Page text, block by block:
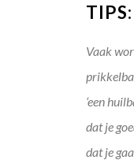
Vaak
‘een
dat je
dat je